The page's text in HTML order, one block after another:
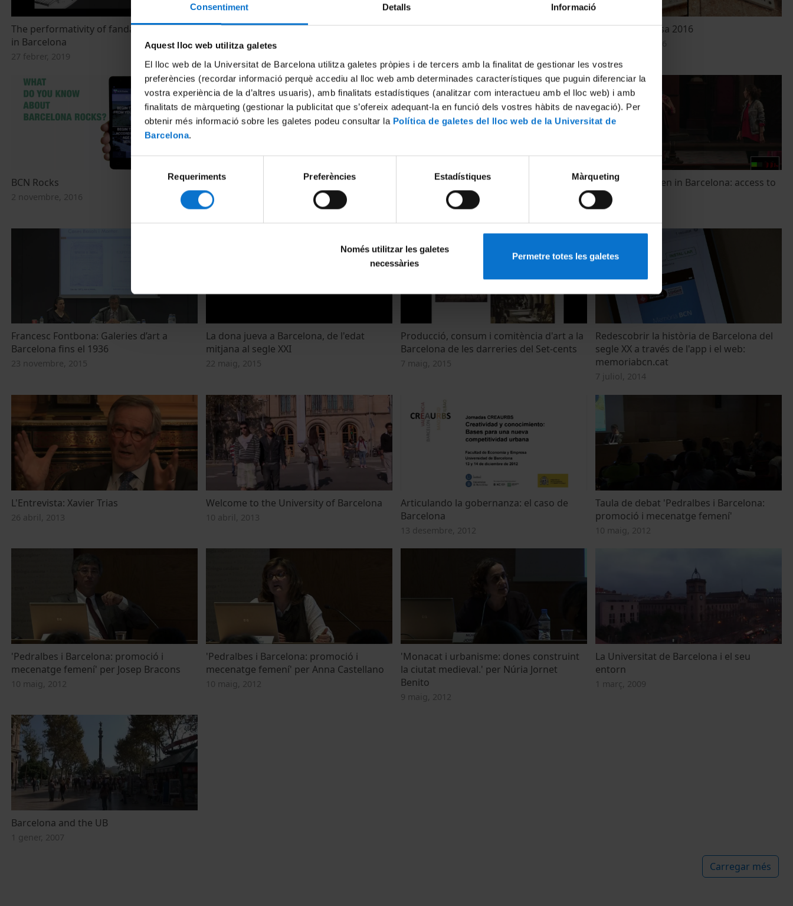
Consentiment Detalls Informació
Aquest lloc web utilitza galetes
El lloc web de la Universitat de Barcelona utilitza galetes pròpies i de tercers amb la finalitat de gestionar les vostres
preferències (recordar informació perquè accediu al lloc web amb determinades característiques que puguin diferenciar la
vostra experiència de la d’altres usuaris), amb finalitats estadístiques (analitzar com interactueu amb el lloc web) i amb
finalitats de màrqueting (gestionar la publicitat que s’ofereix adequant-la en funció dels vostres hàbits de navegació). Per
obtenir més informació sobre les galetes podeu consultar la Política de galetes del lloc web de la Universitat de
Barcelona.
consentiment
Requeriments Preferències Estadístiques Màrqueting
Només utilitzar les galetes
necessàries
Permetre totes les galetes
The performativity of fandango jarocho
in Barcelona
27 febrer, 2019
Barcelona Pensa 2018
8 novembre, 2018
Evaluating the impact of air quality
Barcelona Pensa 2016
BCN Rocks
2 novembre, 2016
BCN Rocks
2 novembre, 2016
BCN Rocks
2 novembre, 2016
Pakistani women in Barcelona: access to
public services
23 febrer, 2016
Francesc Fontbona: Galeries d’art a
Barcelona fins el 1936
23 novembre, 2015
La dona jueva a Barcelona, de l'edat
mitjana al segle XXI
22 maig, 2015
Producció, consum i comitència d'art a la
Barcelona de les darreries del Set-cents
7 maig, 2015
Redescobrir la història de Barcelona del
segle XX a través de l'app i el web:
memoriabcn.cat
7 juliol, 2014
L'Entrevista: Xavier Trias
26 abril, 2013
Welcome to the University of Barcelona
10 abril, 2013
Articulando la gobernanza: el caso de
Barcelona
13 desembre, 2012
Taula de debat 'Pedralbes i Barcelona:
promoció i mecenatge femení'
10 maig, 2012
'Pedralbes i Barcelona: promoció i
mecenatge femení' per Josep Bracons
10 maig, 2012
'Pedralbes i Barcelona: promoció i
mecenatge femení' per Anna Castellano
10 maig, 2012
'Monacat i urbanisme: dones construint
la ciutat medieval.' per Núria Jornet
Benito
9 maig, 2012
La Universitat de Barcelona i el seu
entorn
1 març, 2009
Barcelona and the UB
1 gener, 2007
Carregar més